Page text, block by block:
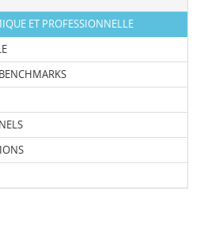
ET PROFESSIONNELLE